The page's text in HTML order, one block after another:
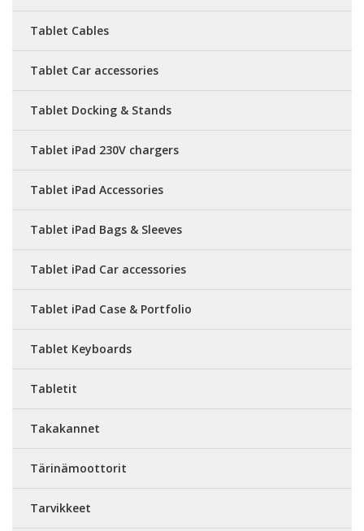
Tablet Cables
Tablet Car accessories
Tablet Docking & Stands
Tablet iPad 230V chargers
Tablet iPad Accessories
Tablet iPad Bags & Sleeves
Tablet iPad Car accessories
Tablet iPad Case & Portfolio
Tablet Keyboards
Tabletit
Takakannet
Tärinämoottorit
Tarvikkeet